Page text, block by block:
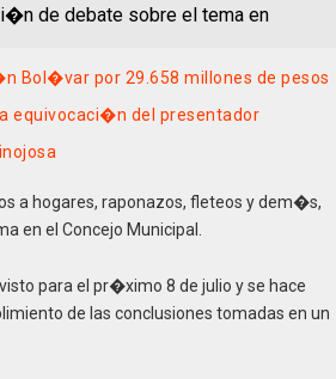
de debate sobre el tema en
Bol�var por 29.658 millones de pesos
equivocaci�n del presentador
a hogares, raponazos, fleteos y dem�s,
en el Concejo Municipal.
para el pr�ximo 8 de julio y se hace
de las conclusiones tomadas en un